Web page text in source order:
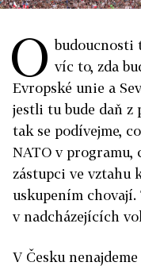
O budoucnosti
víc to, zda
Evropské unie a
jestli tu bude daň z
tak se podívejme,
NATO v programu,
zástupci ve vztahu
uskupením chovají.
v nadcházejících
V Česku